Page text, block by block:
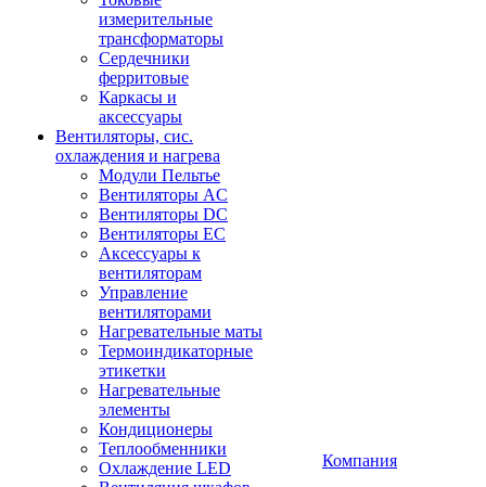
измерительные
трансформаторы
Сердечники
ферритовые
Каркасы и
аксессуары
Вентиляторы, сис.
охлаждения и нагрева
Модули Пельтье
Вентиляторы AC
Вентиляторы DC
Вентиляторы EC
Аксессуары к
вентиляторам
Управление
вентиляторами
Нагревательные маты
Термоиндикаторные
этикетки
Нагревательные
элементы
Кондиционеры
Теплообменники
Охлаждение LED
Компания